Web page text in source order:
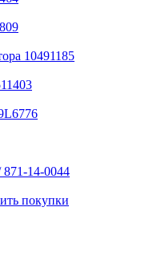
10491185
14-0044
покупки